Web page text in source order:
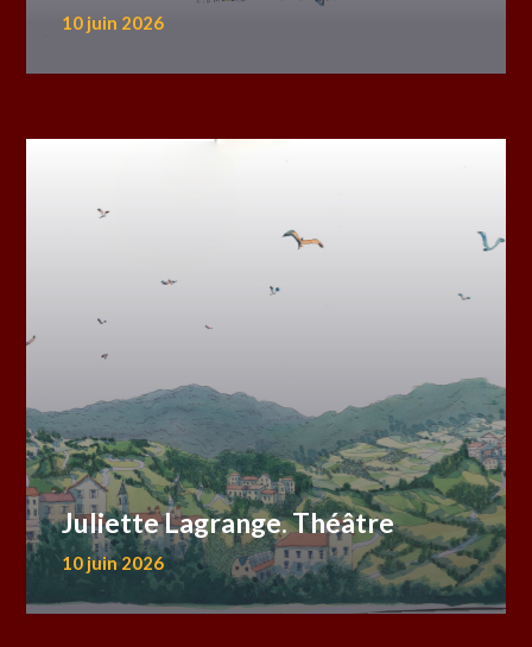
10 juin 2026
Juliette Lagrange. Théâtre
10 juin 2026